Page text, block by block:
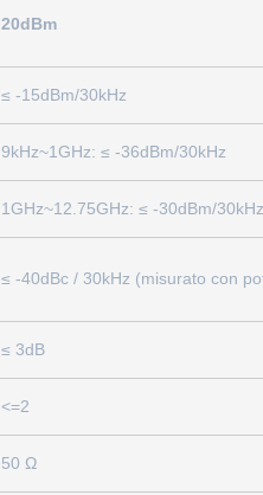
20dBm
≤ -15dBm/30kHz
9kHz~1GHz: ≤ -36dBm/30kHz
1GHz~12.75GHz: ≤ -30dBm/30kHz
≤ -40dBc / 30kHz (misurato con
≤ 3dB
<=2
50 Ω